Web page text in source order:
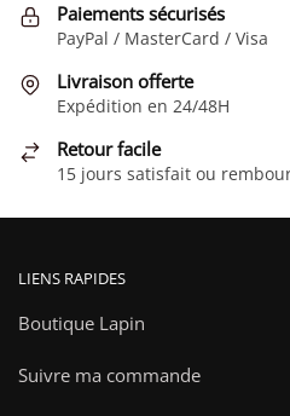
être
choisies
sur
la
Paiements sécurisés
PayPal / MasterCard / Visa
Livraison offerte
Expédition en 24/48H
Retour facile
15 jours satisfait ou
LIENS RAPIDES
Boutique Lapin
Suivre ma commande